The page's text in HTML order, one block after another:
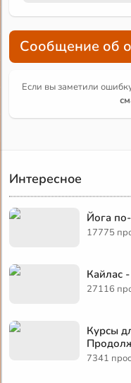
Сообщение об
Если вы заметили
Интересное
Йога
17775
Кайлас
27116
Курсы
7341